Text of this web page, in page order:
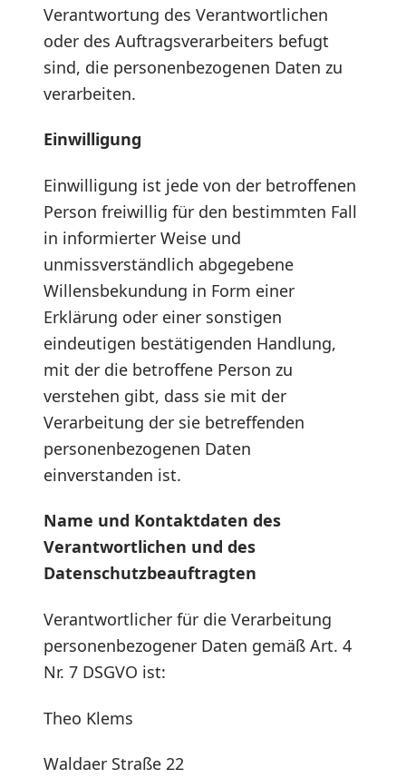
Verantwortung des Verantwortlichen
oder des Auftragsverarbeiters befugt
sind, die personenbezogenen Daten zu
verarbeiten.
Einwilligung
Einwilligung ist jede von der betroffenen
Person freiwillig für den bestimmten Fall
in informierter Weise und
unmissverständlich abgegebene
Willensbekundung in Form einer
Erklärung oder einer sonstigen
eindeutigen bestätigenden Handlung,
mit der die betroffene Person zu
verstehen gibt, dass sie mit der
Verarbeitung der sie betreffenden
personenbezogenen Daten
einverstanden ist.
Name und Kontaktdaten des
Verantwortlichen und des
Datenschutzbeauftragten
Verantwortlicher für die Verarbeitung
personenbezogener Daten gemäß Art. 4
Nr. 7 DSGVO ist:
Theo Klems
Waldaer Straße 22